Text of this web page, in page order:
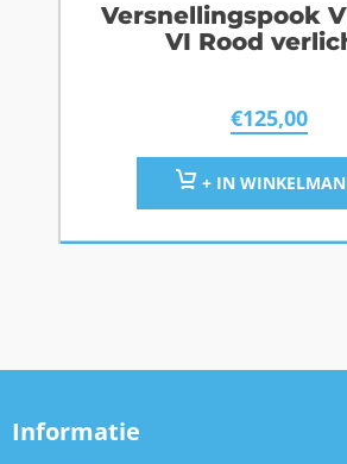
Versnellingspook
VI Rood
€125,00
+ IN
Informatie